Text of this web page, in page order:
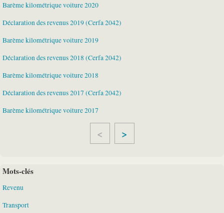
Barème kilométrique voiture 2020
Déclaration des revenus 2019 (Cerfa 2042)
Barème kilométrique voiture 2019
Déclaration des revenus 2018 (Cerfa 2042)
Barème kilométrique voiture 2018
Déclaration des revenus 2017 (Cerfa 2042)
Barème kilométrique voiture 2017
>
Mots-clés
Revenu
Transport